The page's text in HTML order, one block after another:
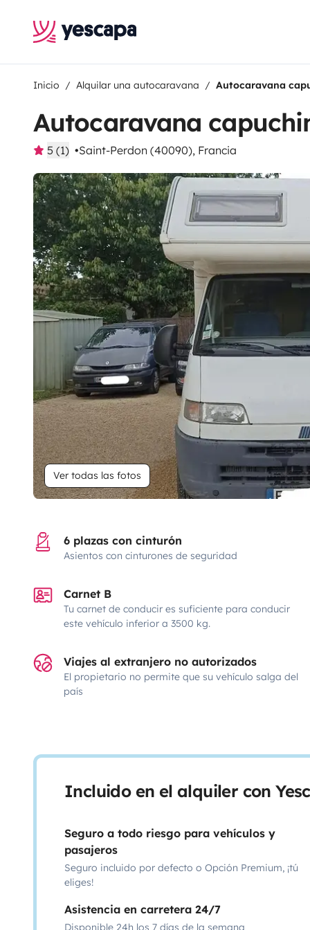
Inicio Alquilar una autocaravana Autocaravana
Autocaravana
5 (1) Saint-Perdon (40090), Francia
Ver todas las fotos
6 plazas con cinturón
Asientos con cinturones de seguridad
Carnet B
Tu carnet de conducir es suficiente para conducir
este vehículo inferior a 3500 kg.
Viajes al extranjero no autorizados
El propietario no permite que su vehículo salga del
país
Incluido en el alquiler con
Seguro a todo riesgo para vehículos y
pasajeros
Seguro incluido por defecto o Opción Premium, ¡tú
eliges!
Asistencia en carretera 24/7
Disponible 24h los 7 días de la semana